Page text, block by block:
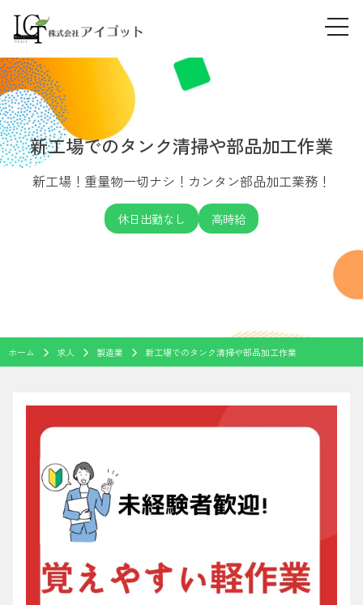
Skip
to
content
新工場でのタンク清掃や部品加工作業
新工場！重量物一切ナシ！カンタン部品加工業務！
休日出勤なし 高時給
ホーム 求人 製造業 新工場でのタンク清掃や部品加工作業